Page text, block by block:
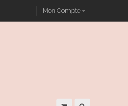
Mon Compte